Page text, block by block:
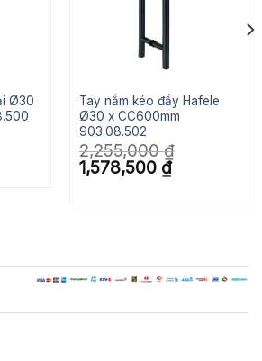
Ø30
Tay nắm kéo đẩy Hafele
Ø30 x CC600mm
903.08.502
2,255,000₫
Giá
gốc
1,578,500 ₫Giá
hiện